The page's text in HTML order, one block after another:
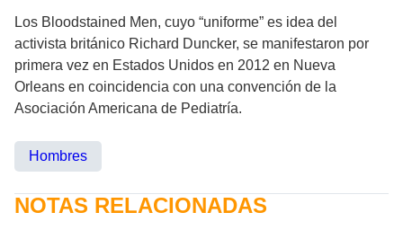
Los Bloodstained Men, cuyo “uniforme” es idea del
activista británico Richard Duncker, se manifestaron por
primera vez en Estados Unidos en 2012 en Nueva
Orleans en coincidencia con una convención de la
Asociación Americana de Pediatría.
Hombres
NOTAS RELACIONADAS